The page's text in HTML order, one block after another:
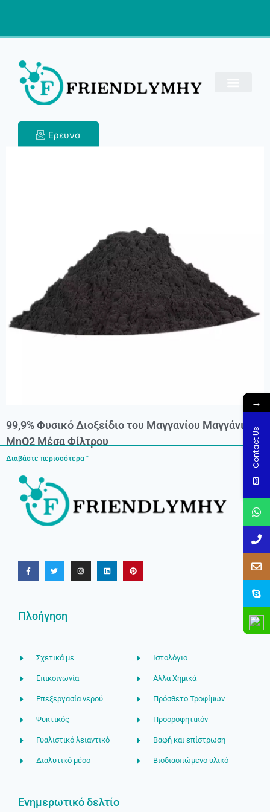
Ερευνα
Μαγγανίου
99,9% Φυσικό Διοξείδιο του Μαγγανίου Μαγγάνιο
MnO2 Μέσα Φίλτρου
Διαβάστε περισσότερα "
Πλοήγηση
Σχετικά με
Επικοινωνία
Επεξεργασία νερού
Ψυκτικός
Γυαλιστικό λειαντικό
Διαλυτικό μέσο
Ιστολόγιο
Άλλα Χημικά
Πρόσθετο Τροφίμων
Προσροφητικόν
Βαφή και επίστρωση
Βιοδιασπώμενο υλικό
Ενημερωτικό δελτίο
→
Contact Us